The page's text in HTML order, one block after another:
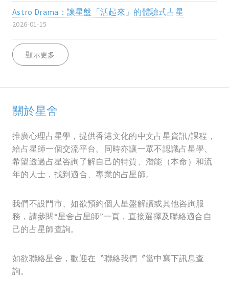
Astro Drama：讓星盤「活起來」的體驗式占星
2026-01-15
顯示更多
關於星舍
推廣心理占星學，提供香港文化的中文占星資訊/課程，
給占星師一個交流平台。同時亦讓一眾不認識占星學、
希望透過占星咨詢了解自己的特質、潛能（本命）和流
年的人士，找到適合、專業的占星師。
我們不設門市、如欲預約個人星盤解讀或其他咨詢服
務，請參閱“星舍占星師”一頁，直接選擇及聯絡適合自
己的占星師查詢。
如欲聯絡星舍，歡迎在〝聯絡我們〞當中寫下訊息查
詢。